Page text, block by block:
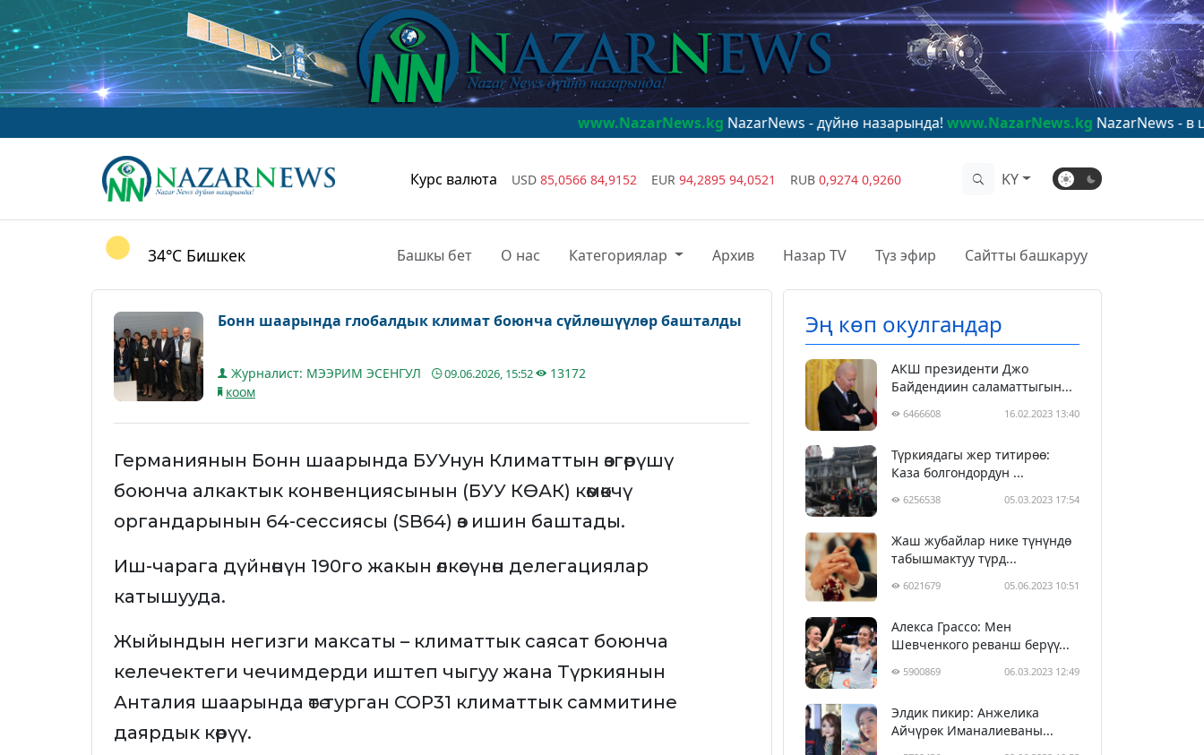
www.NazarNews.kgNazarNews - дүйнө назарында!www.NazarNews.kgNazarNews - в центре
Курс валюта USD 85,0566 84,9152 EUR 94,2895 94,0521 RUB 0,9274 0,9260 KY
34°C Бишкек Башкы бет О нас Категориялар Архив Назар TV Түз эфир Сайтты башкаруу
Бонн шаарында глобалдык климат боюнча сүйлөшүүлөр башталды
Журналист: МЭЭРИМ ЭСЕНГУЛ 09.06.2026, 15:52
13172
коом
Германиянын Бонн шаарында БУУнун Климаттын өзгөрүшү
боюнча алкактык конвенциясынын (БУУ КӨАК) көмөкчү
органдарынын 64-сессиясы (SB64) өз ишин баштады.
Иш-чарага дүйнөнүн 190го жакын өлкөсүнөн делегациялар
катышууда.
Жыйындын негизги максаты – климаттык саясат боюнча
келечектеги чечимдерди иштеп чыгуу жана Түркиянын
Анталия шаарында өтө турган COP31 климаттык саммитине
даярдык көрүү.
Эң көп окулгандар
АКШ президенти Джо
Байдендиин саламаттыгын...
6466608 16.02.2023 13:40
Түркиядагы жер титирөө:
Каза болгондордун ...
6256538 05.03.2023 17:54
Жаш жубайлар нике түнүндө
табышмактуу түрд...
6021679 05.06.2023 10:51
Алекса Грассо: Мен
Шевченкого реванш берүү...
5900869 06.03.2023 12:49
Элдик пикир: Анжелика
Айчүрөк Иманалиеваны...